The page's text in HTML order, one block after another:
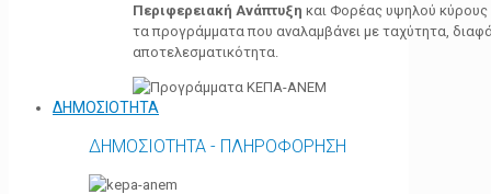
Περιφερειακή Ανάπτυξη και Φορέας υψηλού κύρους
τα προγράμματα που αναλαμβάνει με ταχύτητα,
αποτελεσματικότητα.
ΔΗΜΟΣΙΟΤΗΤΑ
ΔΗΜΟΣΙΟΤΗΤΑ - ΠΛΗΡΟΦΟΡΗΣΗ